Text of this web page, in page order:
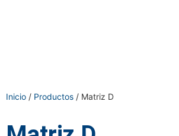
Inicio / Productos / Matriz D